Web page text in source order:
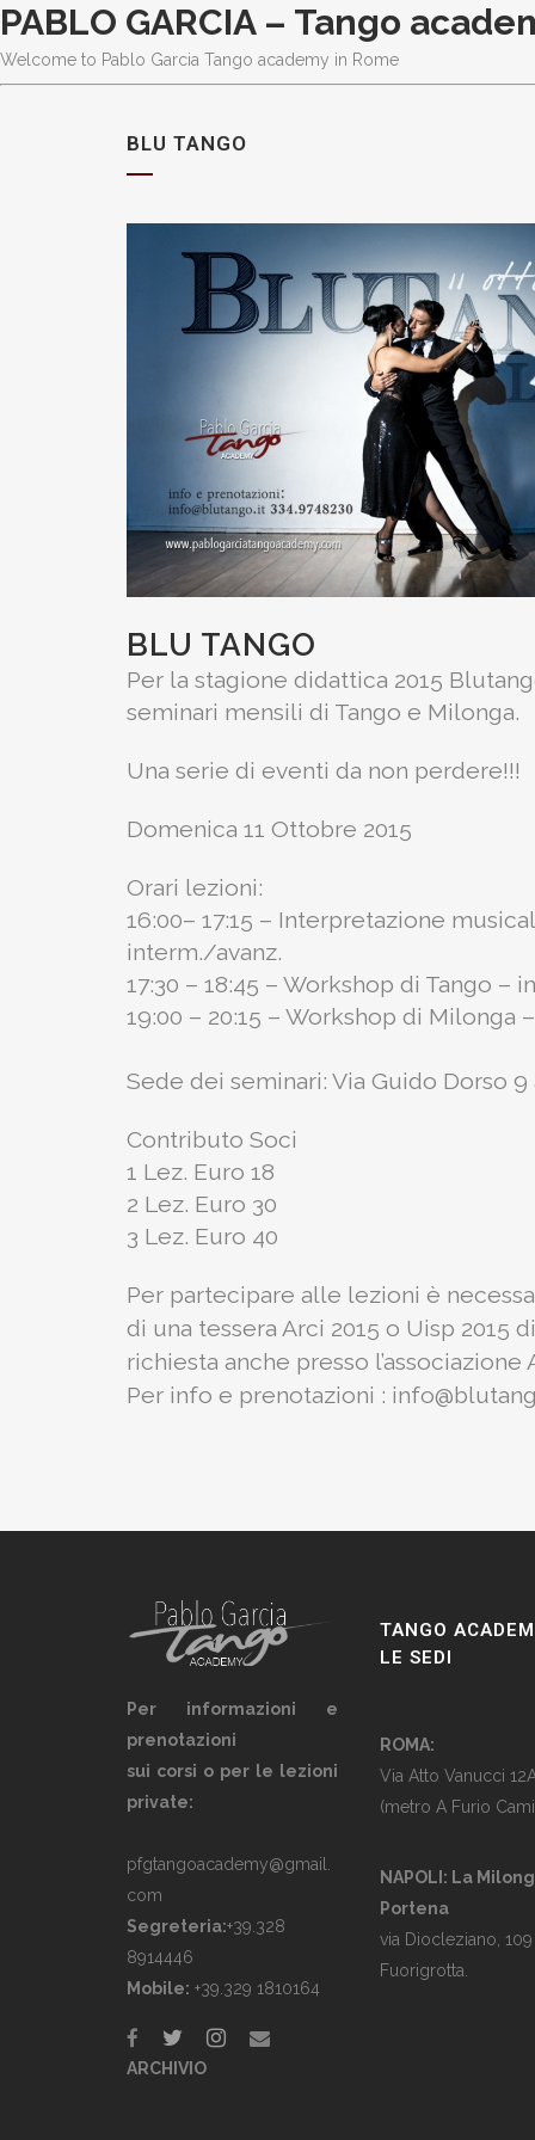
PABLO GARCIA – Tango
Welcome to Pablo Garcia Tango academy in Rome
BLU TANGO
BLU TANGO
Per la stagione didattica 2015
seminari mensili di Tango e Milonga.
Una serie di eventi da non perdere!!!
Domenica 11 Ottobre 2015
Orari lezioni:
16:00– 17:15 – Interpretazione
interm./avanz.
17:30 – 18:45 – Workshop di Tango –
19:00 – 20:15 – Workshop di Milonga
Sede dei seminari: Via Guido Dorso 9
Contributo Soci
1 Lez. Euro 18
2 Lez. Euro 30
3 Lez. Euro 40
Per partecipare alle lezioni è
di una tessera Arci 2015 o Uisp 2015
richiesta anche presso l’associazione
Per info e prenotazioni :
Per informazioni e
prenotazioni
sui corsi o per le lezioni
private:
pfgtangoacademy@gmail.
com
Segreteria:+39.328
8914446
Mobile: +39.329 1810164
ARCHIVIO
TANGO
LE SEDI
ROMA:
Via Atto Vanucci
(metro A Furio
NAPOLI: La
Portena
via Diocleziano, 109
Fuorigrotta.